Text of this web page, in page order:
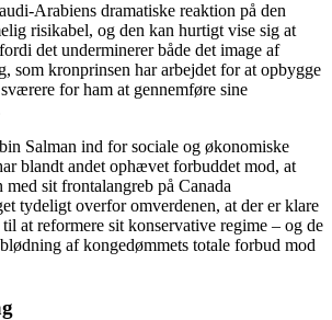
Arabiens dramatiske reaktion på den
risikabel, og den kan hurtigt vise sig at
det underminerer både det image af
som kronprinsen har arbejdet for at opbygge
for ham at gennemføre sine
Salman ind for sociale og økonomiske
blandt andet ophævet forbuddet mod, at
sit frontalangreb på Canada
tydeligt overfor omverdenen, at der er klare
at reformere sit konservative regime – og de
af kongedømmets totale forbud mod